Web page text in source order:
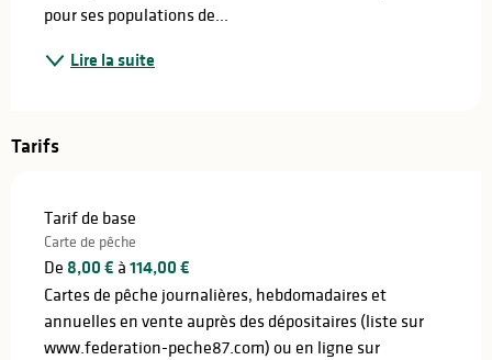
pour ses populations de...
Lire la suite
Tarifs
Tarif de base
Carte de pêche
De 8,00 € à 114,00 €
Cartes de pêche journalières, hebdomadaires et
annuelles en vente auprès des dépositaires (liste sur
www.federation-peche87.com) ou en ligne sur